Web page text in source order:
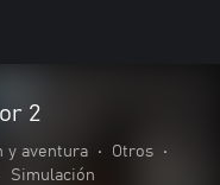
2
y aventura • Otros
•
Simulación